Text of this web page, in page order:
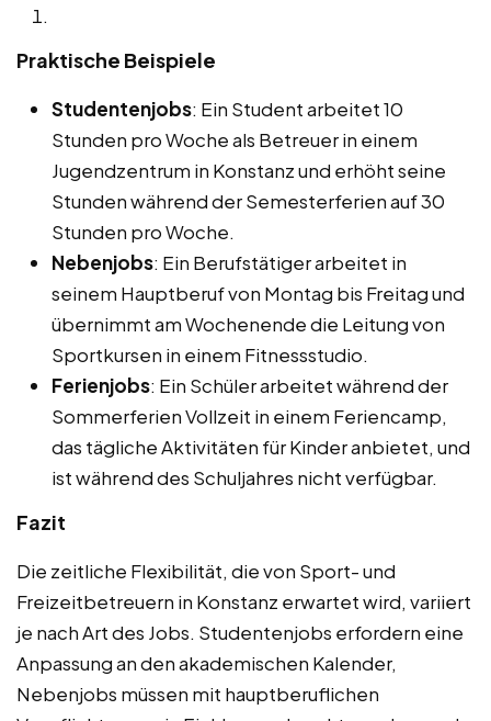
Praktische Beispiele
Studentenjobs: Ein Student arbeitet 10
Stunden pro Woche als Betreuer in einem
Jugendzentrum in Konstanz und erhöht seine
Stunden während der Semesterferien auf 30
Stunden pro Woche.
Nebenjobs: Ein Berufstätiger arbeitet in
seinem Hauptberuf von Montag bis Freitag und
übernimmt am Wochenende die Leitung von
Sportkursen in einem Fitnessstudio.
Ferienjobs: Ein Schüler arbeitet während der
Sommerferien Vollzeit in einem Feriencamp,
das tägliche Aktivitäten für Kinder anbietet, und
ist während des Schuljahres nicht verfügbar.
Fazit
Die zeitliche Flexibilität, die von Sport- und
Freizeitbetreuern in Konstanz erwartet wird, variiert
je nach Art des Jobs. Studentenjobs erfordern eine
Anpassung an den akademischen Kalender,
Nebenjobs müssen mit hauptberuflichen